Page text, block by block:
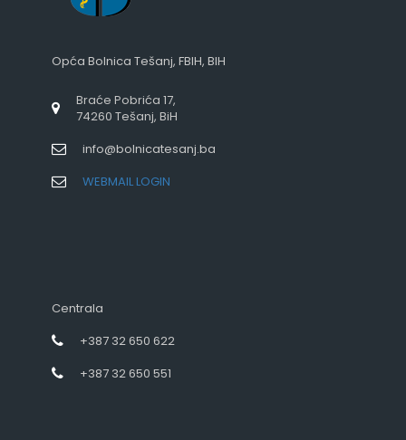
Opća Bolnica Tešanj, FBIH, BIH
Braće Pobrića 17,
74260 Tešanj, BiH
info@bolnicatesanj.ba
WEBMAIL LOGIN
Centrala
+387 32 650 622
+387 32 650 551